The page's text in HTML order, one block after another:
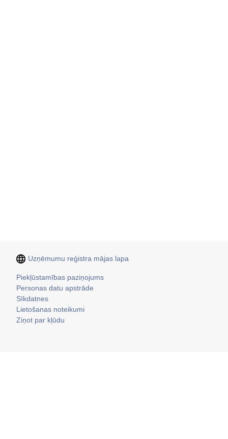
Uzņēmumu reģistra mājas lapa
Kājene
Piekļūstamības paziņojums
Personas datu apstrāde
Sīkdatnes
Lietošanas noteikumi
Ziņot par kļūdu